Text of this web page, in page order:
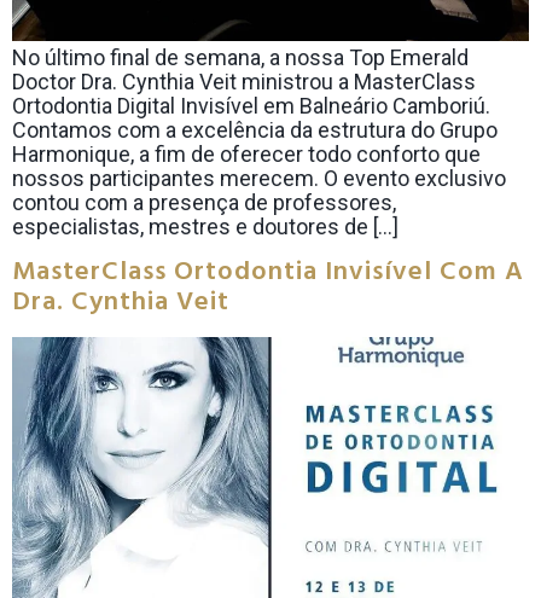
No último final de semana, a nossa Top Emerald
Doctor Dra. Cynthia Veit ministrou a MasterClass
Ortodontia Digital Invisível em Balneário Camboriú.
Contamos com a excelência da estrutura do Grupo
Harmonique, a fim de oferecer todo conforto que
nossos participantes merecem. O evento exclusivo
contou com a presença de professores,
especialistas, mestres e doutores de […]
MasterClass Ortodontia Invisível Com A
Dra. Cynthia Veit